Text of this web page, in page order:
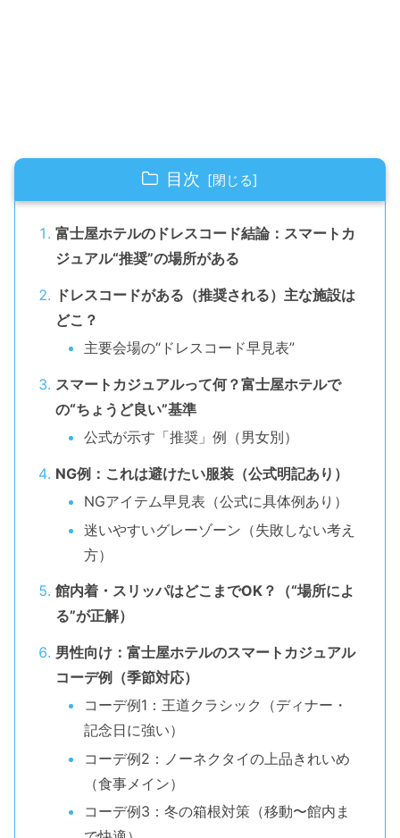
目次
富士屋ホテルのドレスコード結論：スマートカ
ジュアル“推奨”の場所がある
ドレスコードがある（推奨される）主な施設は
どこ？
主要会場の“ドレスコード早見表”
スマートカジュアルって何？富士屋ホテルで
の“ちょうど良い”基準
公式が示す「推奨」例（男女別）
NG例：これは避けたい服装（公式明記あり）
NGアイテム早見表（公式に具体例あり）
迷いやすいグレーゾーン（失敗しない考え
方）
館内着・スリッパはどこまでOK？（“場所によ
る”が正解）
男性向け：富士屋ホテルのスマートカジュアル
コーデ例（季節対応）
コーデ例1：王道クラシック（ディナー・
記念日に強い）
コーデ例2：ノーネクタイの上品きれいめ
（食事メイン）
コーデ例3：冬の箱根対策（移動〜館内ま